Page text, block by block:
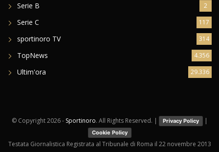
Serie B 2
Serie C 117
sportinoro TV 314
TopNews 4.356
Ultim'ora 29.336
© Copyright2026 - Sportinoro. All Rights Reserved. | Privacy Policy |
Cookie Policy
Testata Giornalistica Registrata al Tribunale di Roma il 22 novembre 2013